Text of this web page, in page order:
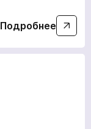
Подробнее